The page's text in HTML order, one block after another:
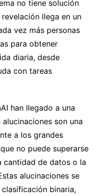
no tiene solución
llega en un
vez más personas
para obtener
diaria, desde
con tareas
han llegado a una
son una
a los grandes
no puede superarse
cantidad de datos o la
alucinaciones se
binaria,